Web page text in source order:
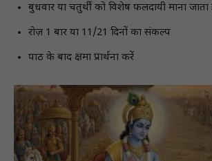
बुधवार या चतुर्थी को विशेष फलदायी माना जाता
रोज़ 1 बार या 11/21 दिनों का संकल्प
पाठ के बाद क्षमा प्रार्थना करें